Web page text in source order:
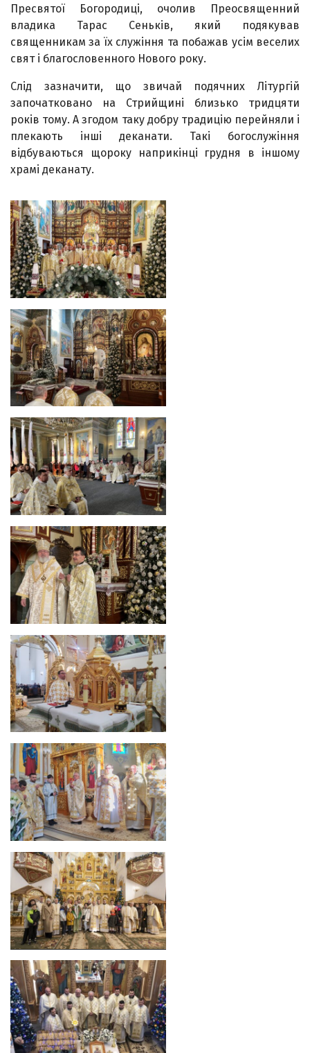
Пресвятої Богородиці, очолив Преосвященний
владика Тарас Сеньків, який подякував
священникам за їх служіння та побажав усім веселих
свят і благословенного Нового року.
Слід зазначити, що звичай подячних Літургій
започатковано на Стрийщині близько тридцяти
років тому. А згодом таку добру традицію перейняли і
плекають інші деканати. Такі богослужіння
відбуваються щороку наприкінці грудня в іншому
храмі деканату.